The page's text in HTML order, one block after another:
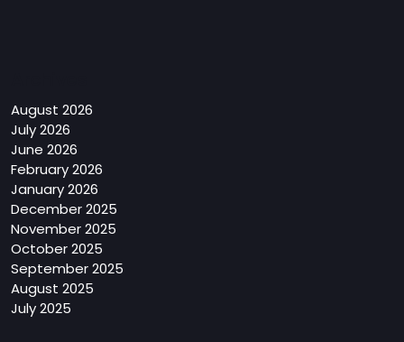
August 2026
July 2026
June 2026
February 2026
January 2026
December 2025
November 2025
October 2025
September 2025
August 2025
July 2025